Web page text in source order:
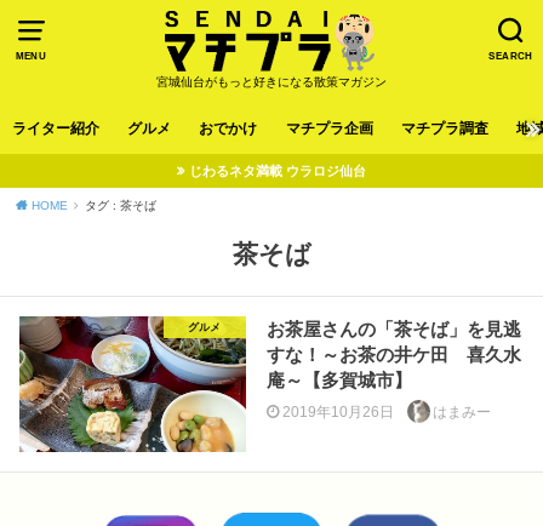
MENU SEARCH
宮城仙台がもっと好きになる散策マガジン
ライター紹介 グルメ おでかけ マチプラ企画 マチプラ調査 地
じわるネタ満載 ウラロジ仙台
HOME タグ : 茶そば
茶そば
グルメ
お茶屋さんの「茶そば」を見逃
すな！～お茶の井ケ田 喜久水
庵～【多賀城市】
2019年10月26日 はまみー